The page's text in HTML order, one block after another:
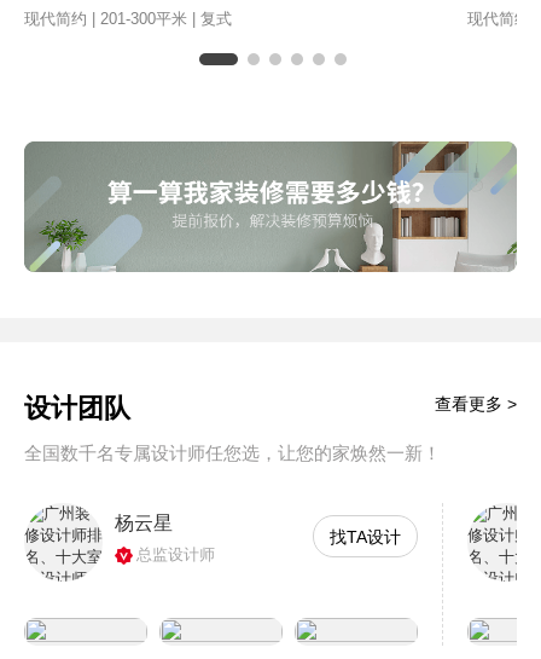
现代简约 | 201-300平米 | 复式 现代简约
设计团队
全国数千名专属设计师任您选，让您的家焕然一新！
查看更多 >
杨云星
总监设计师
找TA设计